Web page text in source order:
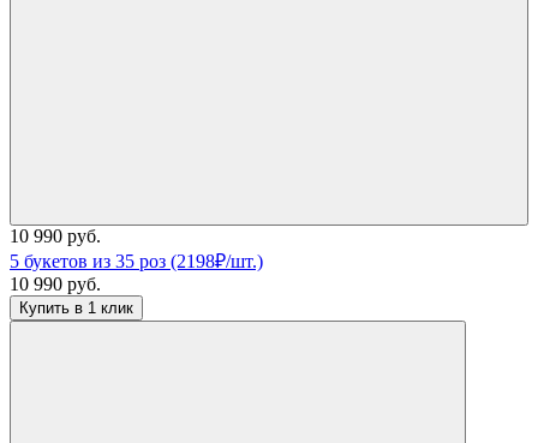
10 990 руб.
5 букетов из 35 роз (2198₽/шт.)
10 990 руб.
Купить в 1 клик